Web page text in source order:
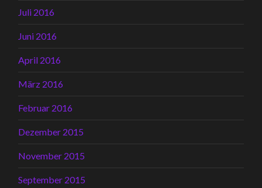
Juli 2016
Juni 2016
April 2016
März 2016
Februar 2016
Dezember 2015
November 2015
September 2015